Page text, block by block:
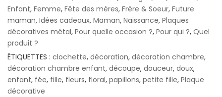
Enfant, Femme, Fête des mères, Frère & Soeur, Future
maman, Idées cadeaux, Maman, Naissance, Plaques
décoratives métal, Pour quelle occasion ?, Pour qui ?, Quel
produit ?
ÉTIQUETTES : clochette, décoration, décoration chambre,
décoration chambre enfant, découpe, douceur, doux,
enfant, fée, fille, fleurs, floral, papillons, petite fille, Plaque
décorative